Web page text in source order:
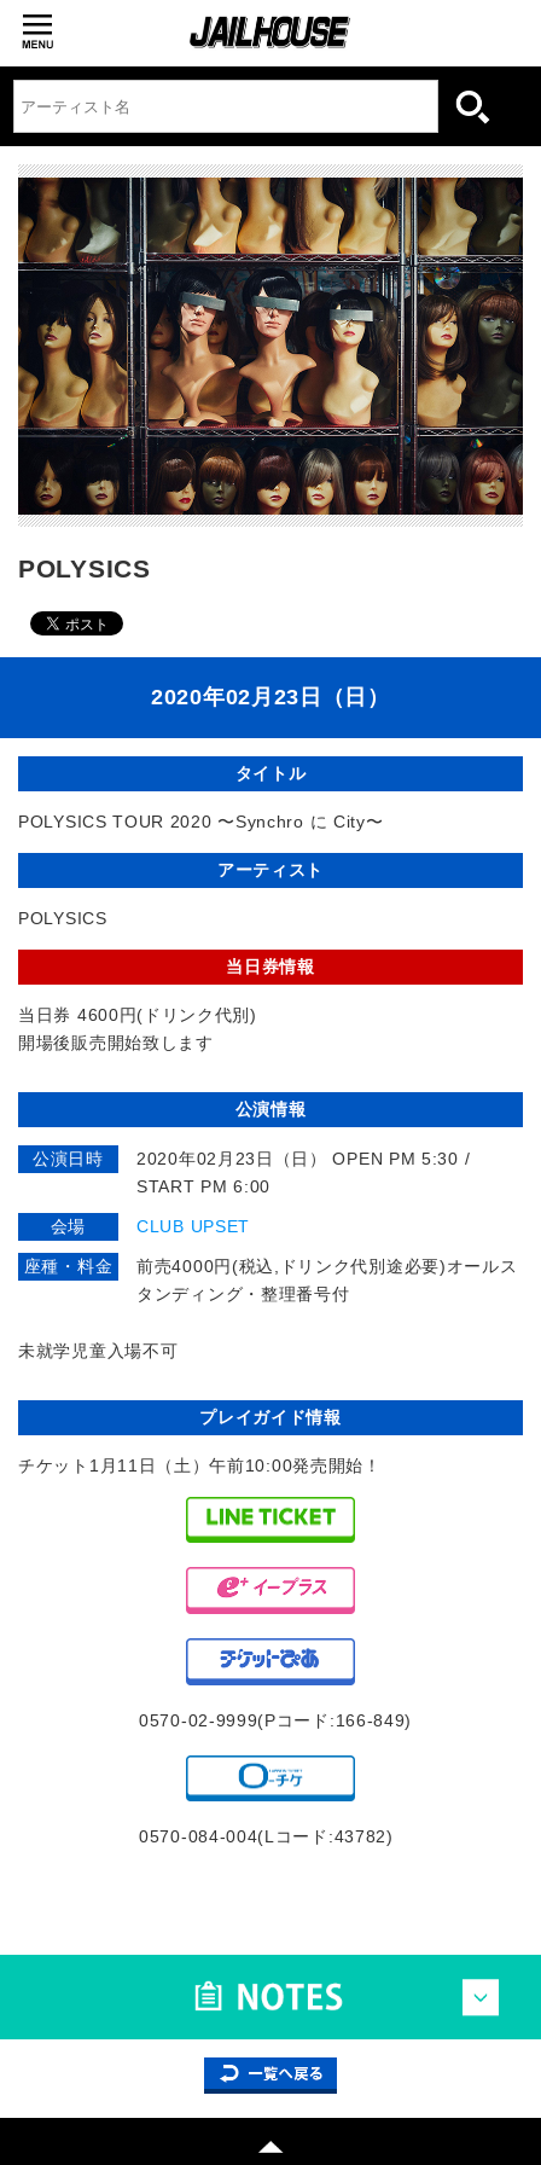
POLYSICS
2020年02月23日（日）
タイトル
POLYSICS TOUR 2020 〜Synchro に City〜
アーティスト
POLYSICS
当日券情報
当日券 4600円(ドリンク代別)
開場後販売開始致します
公演情報
公演日時
2020年02月23日（日） OPEN PM 5:30 /
START PM 6:00
会場 CLUB UPSET
座種・料金
前売4000円(税込,ドリンク代別途必要)オールス
タンディング・整理番号付
未就学児童入場不可
プレイガイド情報
チケット1月11日（土）午前10:00発売開始！
0570-02-9999(Pコード:166-849)
0570-084-004(Lコード:43782)